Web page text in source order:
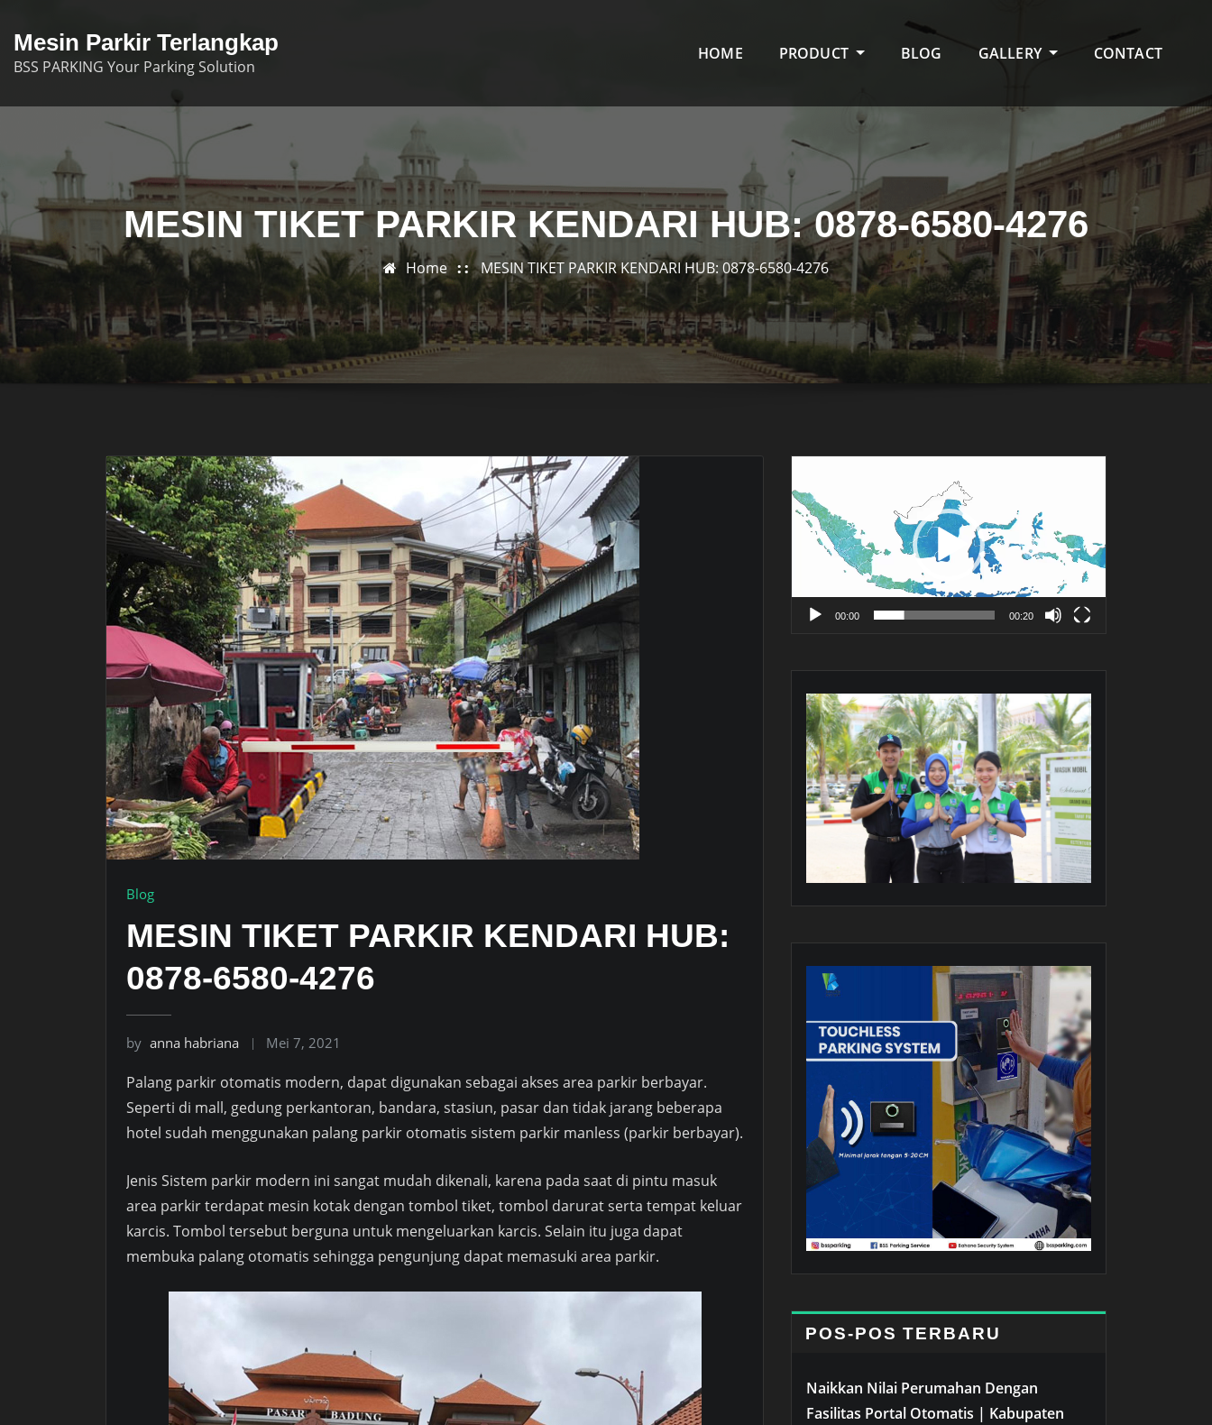
content
Mesin Parkir Terlangkap
BSS PARKING Your Parking Solution
HOME PRODUCT BLOG GALLERY CONTACT
MESIN TIKET PARKIR KENDARI HUB: 0878-6580-4276
Home MESIN TIKET PARKIR KENDARI HUB: 0878-6580-4276
Blog
MESIN TIKET PARKIR KENDARI HUB:
0878-6580-4276
by anna habriana Mei 7, 2021
Palang parkir otomatis modern, dapat digunakan sebagai akses area parkir berbayar.
Seperti di mall, gedung perkantoran, bandara, stasiun, pasar dan tidak jarang beberapa
hotel sudah menggunakan palang parkir otomatis sistem parkir manless (parkir berbayar).
Jenis Sistem parkir modern ini sangat mudah dikenali, karena pada saat di pintu masuk
area parkir terdapat mesin kotak dengan tombol tiket, tombol darurat serta tempat keluar
karcis. Tombol tersebut berguna untuk mengeluarkan karcis. Selain itu juga dapat
membuka palang otomatis sehingga pengunjung dapat memasuki area parkir.
Video
00:00 00:20
POS-POS TERBARU
Naikkan Nilai Perumahan Dengan
Fasilitas Portal Otomatis | Kabupaten